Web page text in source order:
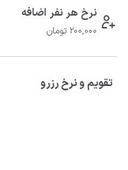
نرخ هر نفر اضافه
200,000 تومان
تقویم و نرخ رزرو